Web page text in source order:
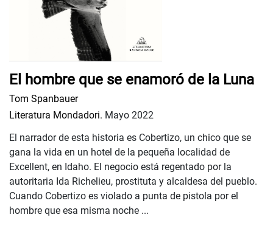
El hombre que se enamoró de la Luna
Tom Spanbauer
Literatura Mondadori. Mayo 2022
El narrador de esta historia es Cobertizo, un chico que se
gana la vida en un hotel de la pequeña localidad de
Excellent, en Idaho. El negocio está regentado por la
autoritaria Ida Richelieu, prostituta y alcaldesa del pueblo.
Cuando Cobertizo es violado a punta de pistola por el
hombre que esa misma noche ...